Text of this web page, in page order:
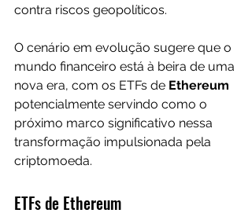
contra riscos geopolíticos.
O cenário em evolução sugere que o
mundo financeiro está à beira de uma
nova era, com os ETFs de Ethereum
potencialmente servindo como o
próximo marco significativo nessa
transformação impulsionada pela
criptomoeda.
ETFs de Ethereum